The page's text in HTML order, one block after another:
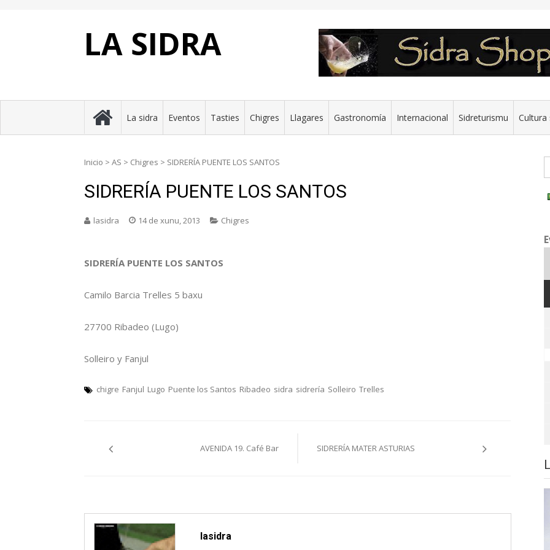
LA SIDRA
La sidra Eventos Tasties Chigres Llagares Gastronomía Internacional Sidreturismu Cultura
Inicio > AS > Chigres > SIDRERÍA PUENTE LOS SANTOS
SIDRERÍA PUENTE LOS SANTOS
lasidra 14 de xunu, 2013 Chigres
SIDRERÍA PUENTE LOS SANTOS
Camilo Barcia Trelles 5 baxu
27700 Ribadeo (Lugo)
Solleiro y Fanjul
chigre Fanjul Lugo Puente los Santos Ribadeo sidra sidrería Solleiro Trelles
pelos
AVENIDA 19. Café Bar SIDRERÍA MATER ASTURIAS
lasidra